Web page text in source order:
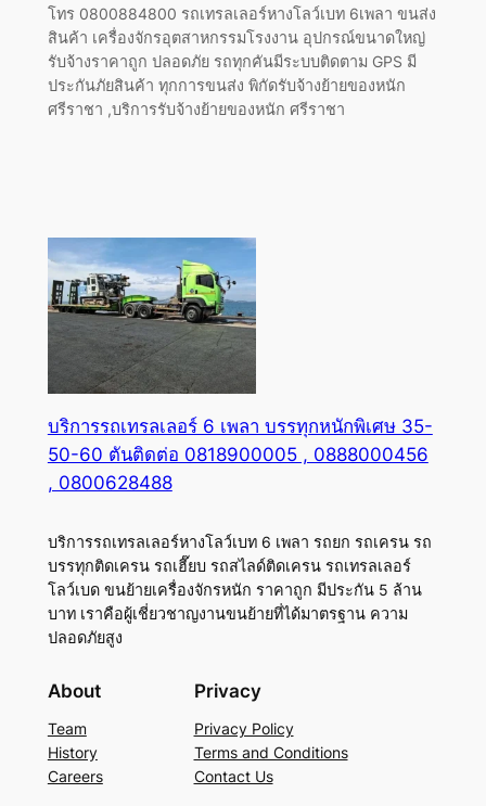
โทร 0800884800 รถเทรลเลอร์หางโลว์เบท 6เพลา ขนส่ง
สินค้า เครื่องจักรอุตสาหกรรมโรงงาน อุปกรณ์ขนาดใหญ่
รับจ้างราคาถูก ปลอดภัย รถทุกคันมีระบบติดตาม GPS มี
ประกันภัยสินค้า ทุกการขนส่ง พิกัดรับจ้างย้ายของหนัก
ศรีราชา ,บริการรับจ้างย้ายของหนัก ศรีราชา
บริการรถเทรลเลอร์ 6 เพลา บรรทุกหนักพิเศษ 35-
50-60 ตันติดต่อ 0818900005 , 0888000456
, 0800628488
บริการรถเทรลเลอร์หางโลว์เบท 6 เพลา รถยก รถเครน รถ
บรรทุกติดเครน รถเฮี๊ยบ รถสไลด์ติดเครน รถเทรลเลอร์
โลว์เบด ขนย้ายเครื่องจักรหนัก ราคาถูก มีประกัน 5 ล้าน
บาท เราคือผู้เชี่ยวชาญงานขนย้ายที่ได้มาตรฐาน ความ
ปลอดภัยสูง
About
Team
History
Careers
Privacy
Privacy Policy
Terms and Conditions
Contact Us